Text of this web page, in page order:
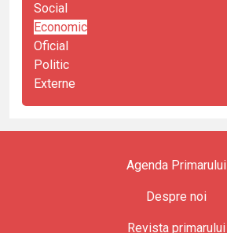
Social
Economic
Oficial
Politic
Externe
Agenda Primarului
Despre noi
Revista primarului